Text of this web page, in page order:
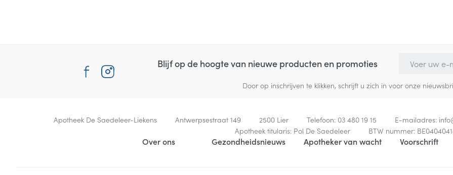
Blijf op de hoogte van nieuwe producten en promoties
Door op inschrijven te klikken, schrijft u zich in voor onze
Contacteer ons
Apotheek De Saedeleer-Liekens Antwerpsestraat 149 2500 Lier Telefoon: 03 480 19 15 E-mailadres:
Apotheek titularis: Pol De Saedeleer BTW nummer:
Over ons Gezondheidsnieuws Apotheker van wacht Voorschrift